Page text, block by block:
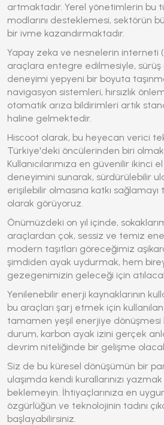
artmaktadır. Yerel yönetimlerin bu
modlarını desteklemesi, sektörün
bir ivme kazandırmaktadır.
Yapay zeka ve nesnelerin interneti
araçlara entegre edilmesiyle, sürüş
deneyimi yepyeni bir boyuta
navigasyon sistemleri, hırsızlık
otomatik arıza bildirimleri artık
haline gelmektedir.
Hiscoot olarak, bu heyecan verici
Türkiye'deki öncülerinden biri
Kullanıcılarımıza en güvenilir ikinci
deneyimini sunarak, sürdürülebilir
erişilebilir olmasına katkı
olarak görüyoruz.
Önümüzdeki on yıl içinde,
araçlardan çok, sessiz ve temiz
modern taşıtları göreceğimiz
şimdiden ayak uydurmak, hem
gezegenimizin geleceği için
Yenilenebilir enerji kaynaklarının
bu araçları şarj etmek için
tamamen yeşil enerjiye
durum, karbon ayak izini gerçek
devrim niteliğinde bir gelişme
Siz de bu küresel dönüşümün bir
ulaşımda kendi kurallarınızı
beklemeyin. İhtiyaçlarınıza en
özgürlüğün ve teknolojinin tadını
başlayabilirsiniz.